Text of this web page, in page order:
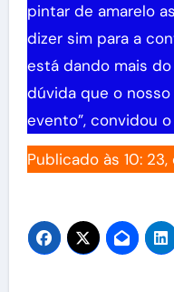
pintar de amarelo
dizer sim para a
está dando mais
dúvida que o
evento”, convidou
Publicado às 10: